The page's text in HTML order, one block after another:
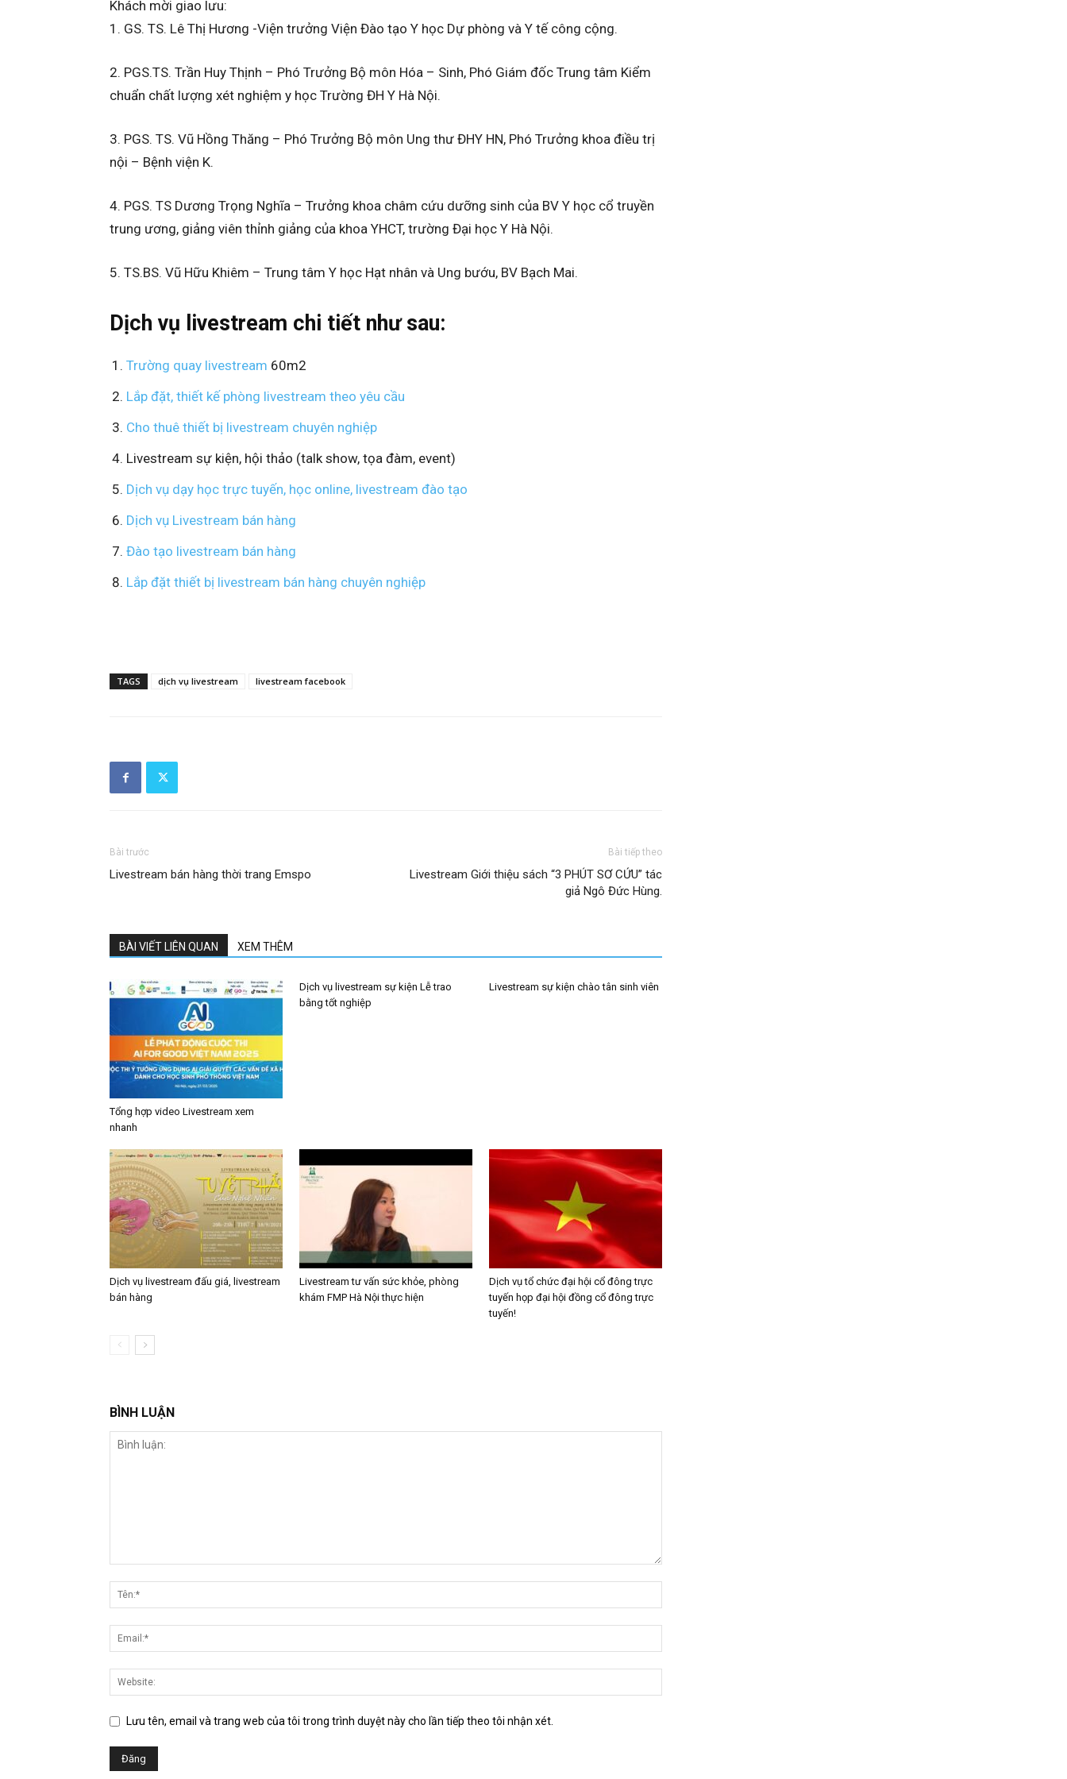
Khách mời giao lưu:
1. GS. TS. Lê Thị Hương -Viện trưởng Viện Đào tạo Y học Dự phòng và Y tế công cộng.
2. PGS.TS. Trần Huy Thịnh – Phó Trưởng Bộ môn Hóa – Sinh, Phó Giám đốc Trung tâm Kiểm
chuẩn chất lượng xét nghiệm y học Trường ĐH Y Hà Nội.
3. PGS. TS. Vũ Hồng Thăng – Phó Trưởng Bộ môn Ung thư ĐHY HN, Phó Trưởng khoa điều trị
nội – Bệnh viện K.
4. PGS. TS Dương Trọng Nghĩa – Trưởng khoa châm cứu dưỡng sinh của BV Y học cổ truyền
trung ương, giảng viên thỉnh giảng của khoa YHCT, trường Đại học Y Hà Nội.
5. TS.BS. Vũ Hữu Khiêm – Trung tâm Y học Hạt nhân và Ung bướu, BV Bạch Mai.
Dịch vụ livestream chi tiết như sau:
Trường quay livestream 60m2
Lắp đặt, thiết kế phòng livestream theo yêu cầu
Cho thuê thiết bị livestream chuyên nghiệp
Livestream sự kiện, hội thảo (talk show, tọa đàm, event)
Dịch vụ dạy học trực tuyến, học online, livestream đào tạo
Dịch vụ Livestream bán hàng
Đào tạo livestream bán hàng
Lắp đặt thiết bị livestream bán hàng chuyên nghiệp
TAGS dịch vụ livestream livestream facebook
Bài trước
Livestream bán hàng thời trang Emspo
Bài tiếp theo
Livestream Giới thiệu sách “3 PHÚT SƠ CỨU” tác
giả Ngô Đức Hùng.
BÀI VIẾT LIÊN QUAN XEM THÊM
Tổng hợp video Livestream xem
nhanh
Dịch vụ livestream sự kiện Lễ trao
bằng tốt nghiệp
Livestream sự kiện chào tân sinh viên
Dịch vụ livestream đấu giá, livestream
bán hàng
Livestream tư vấn sức khỏe, phòng
khám FMP Hà Nội thực hiện
Dịch vụ tổ chức đại hội cổ đông trực
tuyến họp đại hội đồng cổ đông trực
tuyến!
BÌNH LUẬN
Lưu tên, email và trang web của tôi trong trình duyệt này cho lần tiếp theo tôi nhận xét.